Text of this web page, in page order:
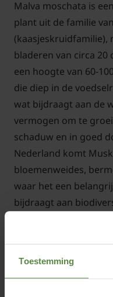
Toestemming
Malva moschata is
plant uit de familie
(kaasjeskruidfamilie),
bladeren van circa
een hoogte van 60-
die diep in de
wat bijdraagt aan de
vermogen om te
schaduw en in goed
Nederland komt
bloemenweides,
waar het een
bijdraagt aan
met een opvallende